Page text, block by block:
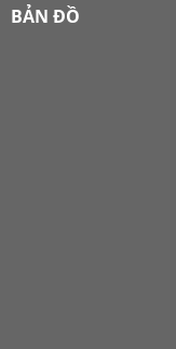
BẢN ĐỒ